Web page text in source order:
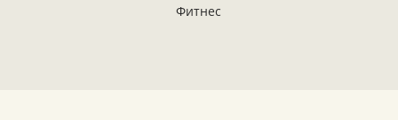
Фитнес